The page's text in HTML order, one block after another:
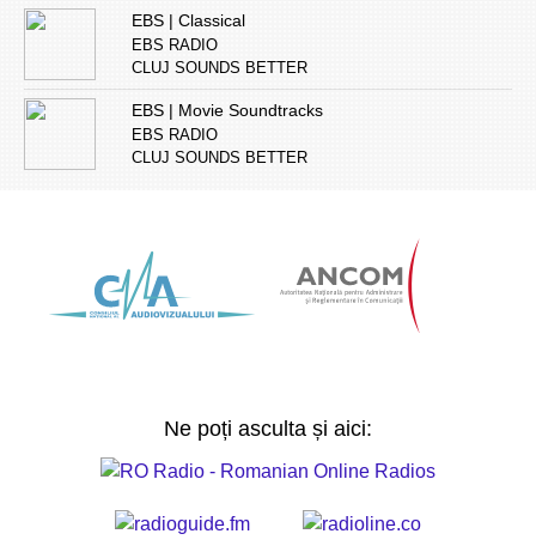
EBS | Classical
EBS RADIO
CLUJ SOUNDS BETTER
EBS | Movie Soundtracks
EBS RADIO
CLUJ SOUNDS BETTER
Ne poți asculta și aici: